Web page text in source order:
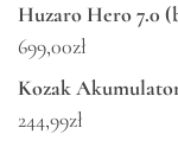
Huzaro Hero 7.0
699,00zł
Kozak
244,99zł